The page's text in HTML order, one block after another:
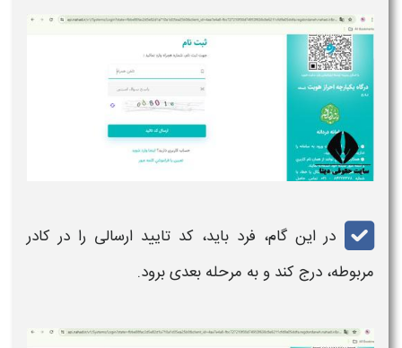
در این گام، فرد باید، کد تایید ارسالی را در کادر
مربوطه، درج کند و به مرحله بعدی برود.